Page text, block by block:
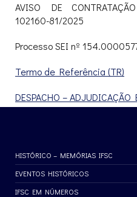
AVISO DE
102160-81/2025
Processo SEI nº
Termo de Referência (TR)
DESPACHO – ADJUDICAÇÃO
HISTÓRICO – MEMÓRIAS IFSC
EVENTOS HISTÓRICOS
IFSC EM NÚMEROS